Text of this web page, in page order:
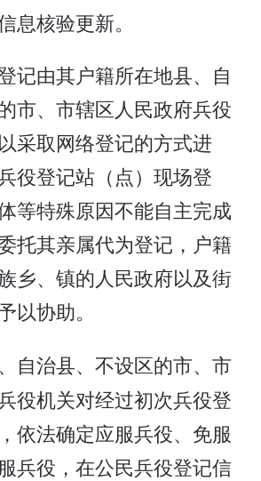
息核验更新。
记由其户籍所在地县、自
市、市辖区人民政府兵役
采取网络登记的方式进
役登记站（点）现场登
等特殊原因不能自主完成
托其亲属代为登记，户籍
乡、镇的人民政府以及街
以协助。
自治县、不设区的市、市
役机关对经过初次兵役登
依法确定应服兵役、免服
兵役，在公民兵役登记信